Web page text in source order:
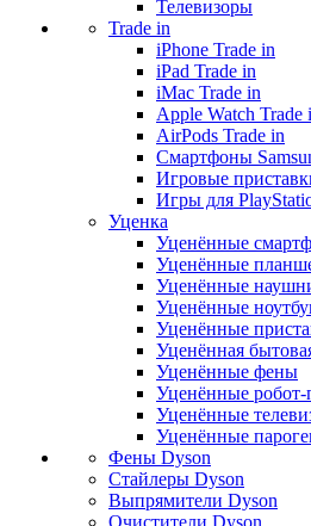
Телевизоры
Trade in
iPhone Trade in
iPad Trade in
iMac Trade in
Apple Watch Trade
AirPods Trade in
Смартфоны
Игровые
Игры для
Уценка
Уценённые
Уценённые
Уценённые
Уценённые
Уценённые
Уценённая
Уценённые фены
Уценённые
Уценённые
Уценённые
Фены Dyson
Стайлеры Dyson
Выпрямители Dyson